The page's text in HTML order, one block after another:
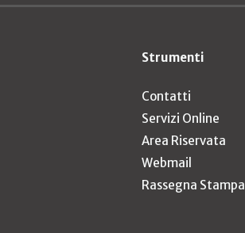
Strumenti
Contatti
Servizi Online
Area Riservata
Webmail
Rassegna Stampa